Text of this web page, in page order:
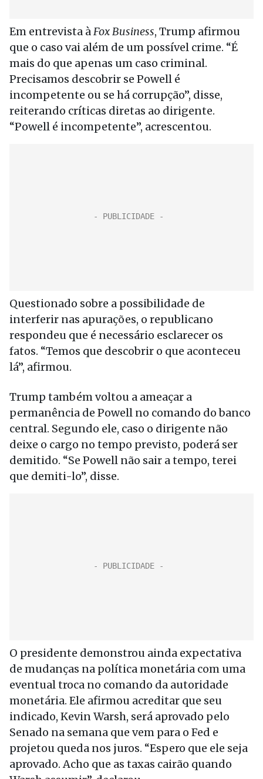
Em entrevista àFox Business, Trump afirmou
que o caso vai além de um possível crime. “É
mais do que apenas um caso criminal.
Precisamos descobrir se Powell é
incompetente ou se há corrupção”, disse,
reiterando críticas diretas ao dirigente.
“Powell é incompetente”, acrescentou.
Questionado sobre a possibilidade de
interferir nas apurações, o republicano
respondeu que é necessário esclarecer os
fatos. “Temos que descobrir o que aconteceu
lá”, afirmou.
Trump também voltou a ameaçar a
permanência de Powell no comando do banco
central. Segundo ele, caso o dirigente não
deixe o cargo no tempo previsto, poderá ser
demitido. “Se Powell não sair a tempo, terei
que demiti-lo”, disse.
O presidente demonstrou ainda expectativa
de mudanças na política monetária com uma
eventual troca no comando da autoridade
monetária. Ele afirmou acreditar que seu
indicado, Kevin Warsh, será aprovado pelo
Senado na semana que vem para o Fed e
projetou queda nos juros. “Espero que ele seja
aprovado. Acho que as taxas cairão quando